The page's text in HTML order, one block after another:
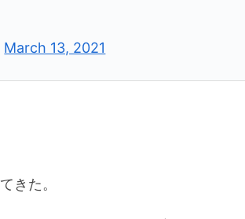
March 13, 2021
きた。